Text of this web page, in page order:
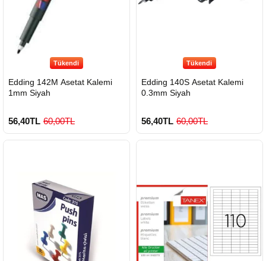
Tükendi
Edding 142M Asetat Kalemi
1mm Siyah
56,40TL 60,00TL
Tükendi
Edding 140S Asetat Kalemi
0.3mm Siyah
56,40TL 60,00TL